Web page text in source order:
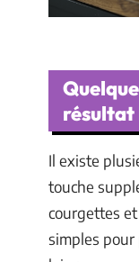
Il existe
touche
courgettes
simples pour